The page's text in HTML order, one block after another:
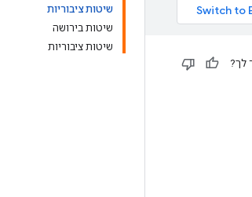
שיטות ציבוריות
שיטות בירושה
שיטות ציבוריות
לך?